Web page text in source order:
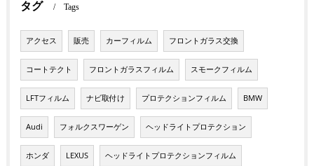
タグ Tags
アクセス 販売 カーフィルム フロントガラス交換
コートテクト フロントガラスフィルム スモークフィルム
LFTフィルム ナビ取付け プロテクションフィルム BMW
Audi フォルクスワーゲン ヘッドライトプロテクション
ホンダ LEXUS ヘッドライトプロテクションフィルム